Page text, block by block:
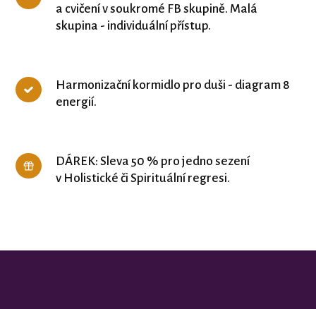
a cvičení v soukromé FB skupině. Malá
skupina - individuální přístup.
Harmonizační kormidlo pro duši - diagram 8
energií.
DÁREK: Sleva 50 % pro jedno sezení
v Holistické či Spirituální regresi.